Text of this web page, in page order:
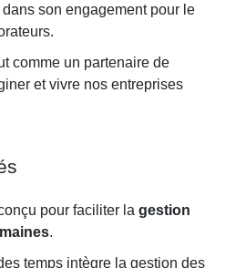
son engagement pour le
comme un partenaire de
et vivre nos entreprises
pour faciliter la gestion
.
temps intègre la gestion des